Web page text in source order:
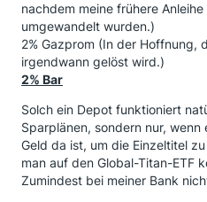
nachdem meine frühere
umgewandelt wurden.)
2% Gazprom (In der Hoffnung,
irgendwann gelöst wird.)
2% Bar
Solch ein Depot funktioniert
Sparplänen, sondern nur,
Geld da ist, um die Einzeltitel
man auf den Global-Titan-ETF
Zumindest bei meiner Bank